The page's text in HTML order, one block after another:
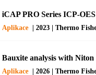
iCAP PRO Series ICP-
Aplikace | 2023 | Thermo
Bauxite analysis with Niton
Aplikace | 2026 | Thermo